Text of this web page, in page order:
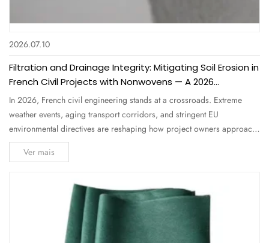
2026.07.10
Filtration and Drainage Integrity: Mitigating Soil Erosion in
French Civil Projects with Nonwovens — A 2026
Comprehensive Guide for Engineers and Buyers
In 2026, French civil engineering stands at a crossroads. Extreme
weather events, aging transport corridors, and stringent EU
environmental directives are reshaping how project owners approach
filtration and drainage integrity . Soil erosion alone costs France an
estimated €1.2 billion annually in infrastructure damage and...
Ver mais